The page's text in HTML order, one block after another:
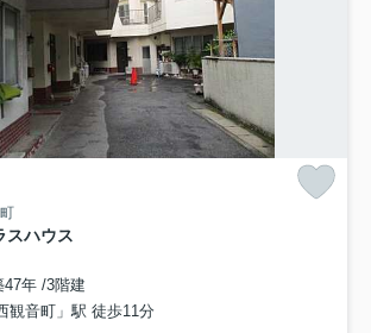
スハウス
年 /3階建
観音町」駅 徒歩11分